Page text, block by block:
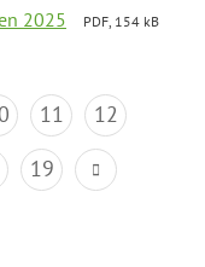
2025
PDF, 154 kB
11
12
19